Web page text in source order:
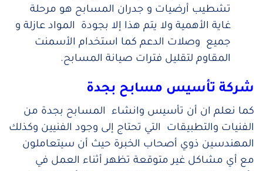
تشطيب أرضيات و جدران المسابح هو مرحلة
غاية الأهمية ولا يتم هذا إلا بجودة المواد عازلة و
جميع وصلات الدعم كما استخدام الأسمنت
المقاوم لتقليل فترات صيانة المسابح.
شركة تأسيس مسابح بجدة
كما نعلم ان أن تأسيس وانشاء المسابح بجدة من
الفنيات والتطبيقات التي تحتاج إلى وجود الفنيين وكذلك
المهندسين ذوي أصحاب الخبرة حيث أن سيتعاملون
مع أي مشاكل غير متوقعة تظهر أثناء العمل في